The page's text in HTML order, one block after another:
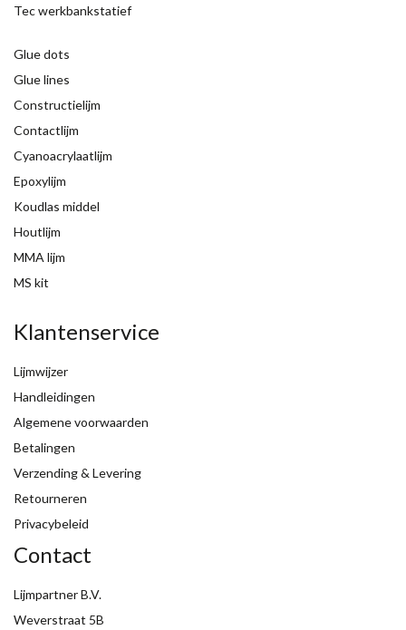
Tec werkbankstatief
Glue dots
Glue lines
Constructielijm
Contactlijm
Cyanoacrylaatlijm
Epoxylijm
Koudlas middel
Houtlijm
MMA lijm
MS kit
Klantenservice
Lijmwijzer
Handleidingen
Algemene voorwaarden
Betalingen
Verzending & Levering
Retourneren
Privacybeleid
Contact
Lijmpartner B.V.
Weverstraat 5B